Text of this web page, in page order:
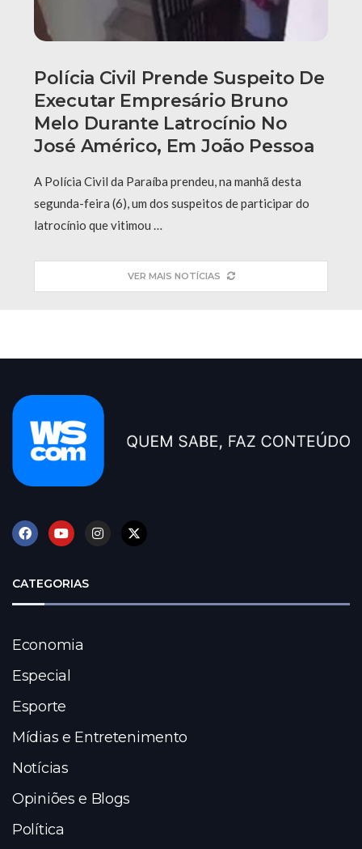
Polícia Civil Prende Suspeito De
Executar Empresário Bruno
Melo Durante Latrocínio No
José Américo, Em João Pessoa
A Polícia Civil da Paraíba prendeu, na manhã desta
segunda-feira (6), um dos suspeitos de participar do
latrocínio que vitimou …
VER MAIS NOTÍCIAS
CATEGORIAS
Economia
Especial
Esporte
Mídias e Entretenimento
Notícias
Opiniões e Blogs
Política